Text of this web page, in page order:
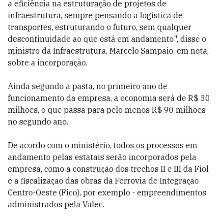
a eficiência na estruturação de projetos de
infraestrutura, sempre pensando a logística de
transportes, estruturando o futuro, sem qualquer
descontinuidade ao que está em andamento", disse o
ministro da Infraestrutura, Marcelo Sampaio, em nota,
sobre a incorporação.
Ainda segundo a pasta, no primeiro ano de
funcionamento da empresa, a economia será de R$ 30
milhões, o que passa para pelo menos R$ 90 milhões
no segundo ano.
De acordo com o ministério, todos os processos em
andamento pelas estatais serão incorporados pela
empresa, como a construção dos trechos II e III da Fiol
e a fiscalização das obras da Ferrovia de Integração
Centro-Oeste (Fico), por exemplo - empreendimentos
administrados pela Valec.